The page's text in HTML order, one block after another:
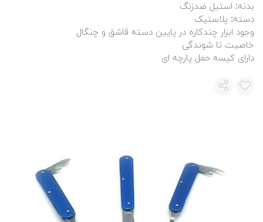
بدنه: استیل ضدزنگ
دسته: پلاستیک
وجود ابزار چندکاره در پایین دسته قاشق و چنگال
خاصیت تا شوندگی
دارای کیسه حمل پارچه ای